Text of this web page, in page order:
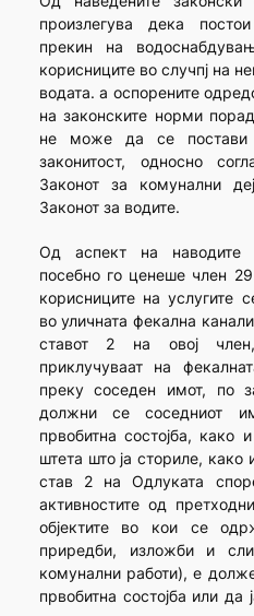
произлегува дека
прекин на
корисниците во случпј на
водата. а оспорените
на законските норми
не може да се постави
законитост, односно
Законот за комунални
Законот за водите.
Од аспект на наводите
посебно го ценеше член
корисниците на услугите
во уличната фекална
ставот 2 на овој
приклучуваат на
преку соседен имот, по
должни се соседниот
првобитна состојба, како
штета што ја сториле, како
став 2 на Одлуката
активностите од
објектите во кои се
приредби, изложби и
комунални работи), е
првобитна состојба или да